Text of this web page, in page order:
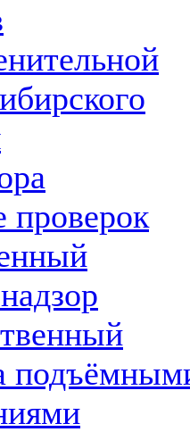
проверок